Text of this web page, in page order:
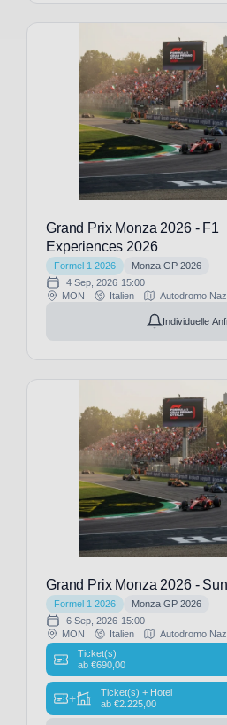
Grand Prix Monza 2026 - F1
Experiences 2026
Formel 1 2026
Monza GP 2026
4 Sep, 2026 15:00
MON
Italien Autodromo
Individuelle
Grand Prix Monza 2026 -
Formel 1 2026
Monza GP 2026
6 Sep, 2026 15:00
MON
Italien
Autodromo
Ticket(s)
ab €690,00
+
Ticket(s) + Hotel
ab €2.225,00